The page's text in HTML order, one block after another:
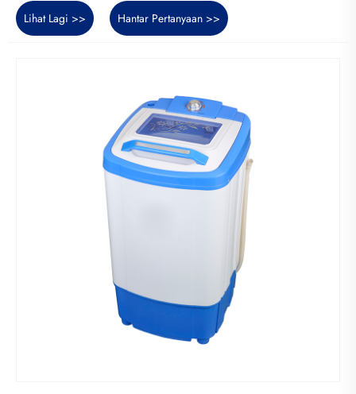
Lihat Lagi >> Hantar Pertanyaan >>